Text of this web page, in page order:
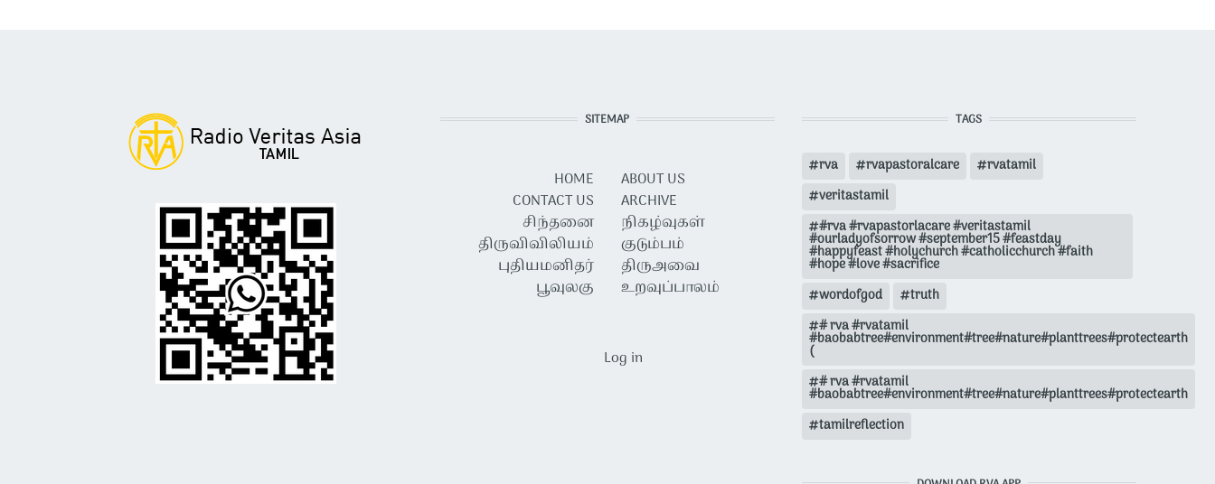
SITEMAP
HOME
CONTACT US
சிந்தனை
திருவிவிலியம்
புதியமனிதர்
பூவுலகு
ABOUT US
ARCHIVE
நிகழ்வுகள்
குடும்பம்
திருஅவை
உறவுப்பாலம்
Log in
TAGS
rva rvapastoralcare
rvatamil
veritastamil
#rva #rvapastorlacare #veritastamil
#ourladyofsorrow #september15 #feastday
#happyfeast #holychurch #catholicchurch #faith
#hope #love #sacrifice
wordofgod
truth
# rva #rvatamil
#baobabtree#environment#tree#nature#planttrees#protectearth
(
# rva #rvatamil
#baobabtree#environment#tree#nature#planttrees#protectearth
tamilreflection